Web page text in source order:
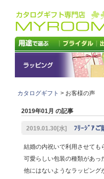
カタログギフト > お客様の声
2019年01月 の記事
2019.01.30[水] ﾌﾘｰｼﾞｱ
結婚の内祝いで利用させても
可愛らしい包装の種類があっ
他にはないようなラッピング